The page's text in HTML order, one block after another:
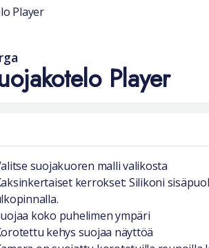
Player
Player
lyhyesti
suojakuoren malli valikosta
kerrokset: Silikoni
koko puhelimen ympäri
kehys suojaa näyttöä